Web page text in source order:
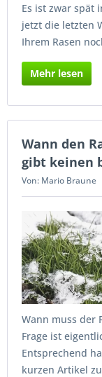
Es ist zwar spät
jetzt die letzten
Ihrem Rasen
Mehr lesen
Wann den
gibt keinen
Von: Mario Braune
Wann muss der
Frage ist
Entsprechend
kurzen Artikel